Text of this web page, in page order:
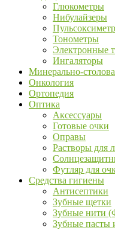
Глюкометры
Нибулайзеры
Пульсоксиметр
Тонометры
Электронные
Ингаляторы
Минерально-
Онкология
Ортопедия
Оптика
Аксессуары
Готовые очки
Оправы
Растворы для
Футляр для
Средства гигиены
Антисептики
Зубные щетки
Зубные нити
Зубные пасты